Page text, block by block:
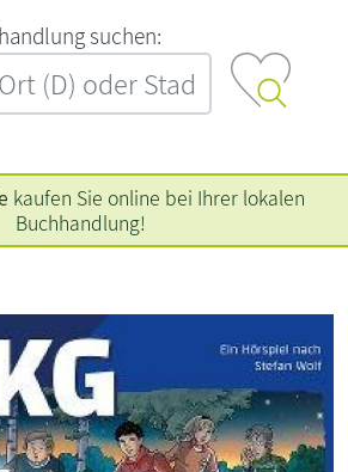
‍s‍u‍c‍h‍e‍n‍:‍
kaufen Sie online bei Ihrer lokalen
Buchhandlung!